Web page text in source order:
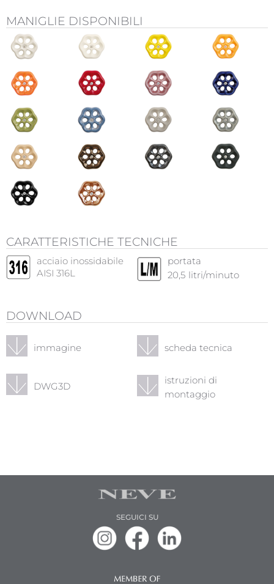
MANIGLIE DISPONIBILI
CARATTERISTICHE TECNICHE
acciaio inossidabile
AISI 316L
portata
20,5 litri/minuto
DOWNLOAD
immagine scheda tecnica
DWG3D
istruzioni di
montaggio
SEGUICI SU